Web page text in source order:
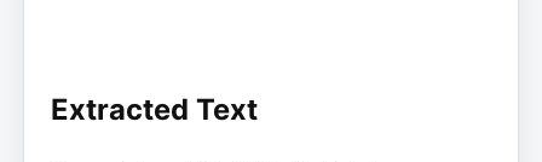
Extracted Text